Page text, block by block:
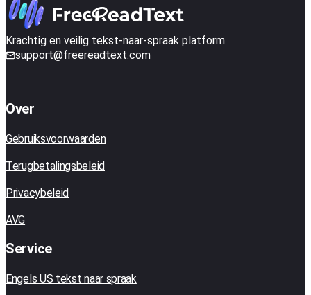
Krachtig en veilig tekst-naar-spraak platform
support@freereadtext.com
Over
Gebruiksvoorwaarden
Terugbetalingsbeleid
Privacybeleid
AVG
Service
Engels US tekst naar spraak